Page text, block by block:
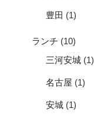
豊田 (1)
ランチ (10)
三河安城 (1)
名古屋 (1)
安城 (1)